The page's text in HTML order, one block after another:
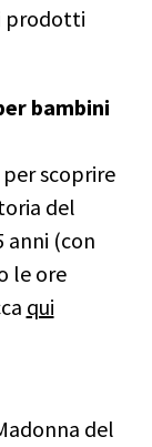
prodotti
bambini
scoprire
del
anni (con
le ore
qui
del